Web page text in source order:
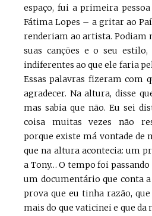
espaço, fui a primeira
Fátima Lopes – a gritar ao
renderiam ao artista. Podiam
suas canções e o seu
indiferentes ao que ele faria
Essas palavras fizeram com
agradecer. Na altura, disse
mas sabia que não. Eu sei
coisa muitas vezes não
porque existe má vontade de
que na altura acontecia: um
a Tony… O tempo foi
um documentário que conta
prova que eu tinha razão,
mais do que vaticinei e que